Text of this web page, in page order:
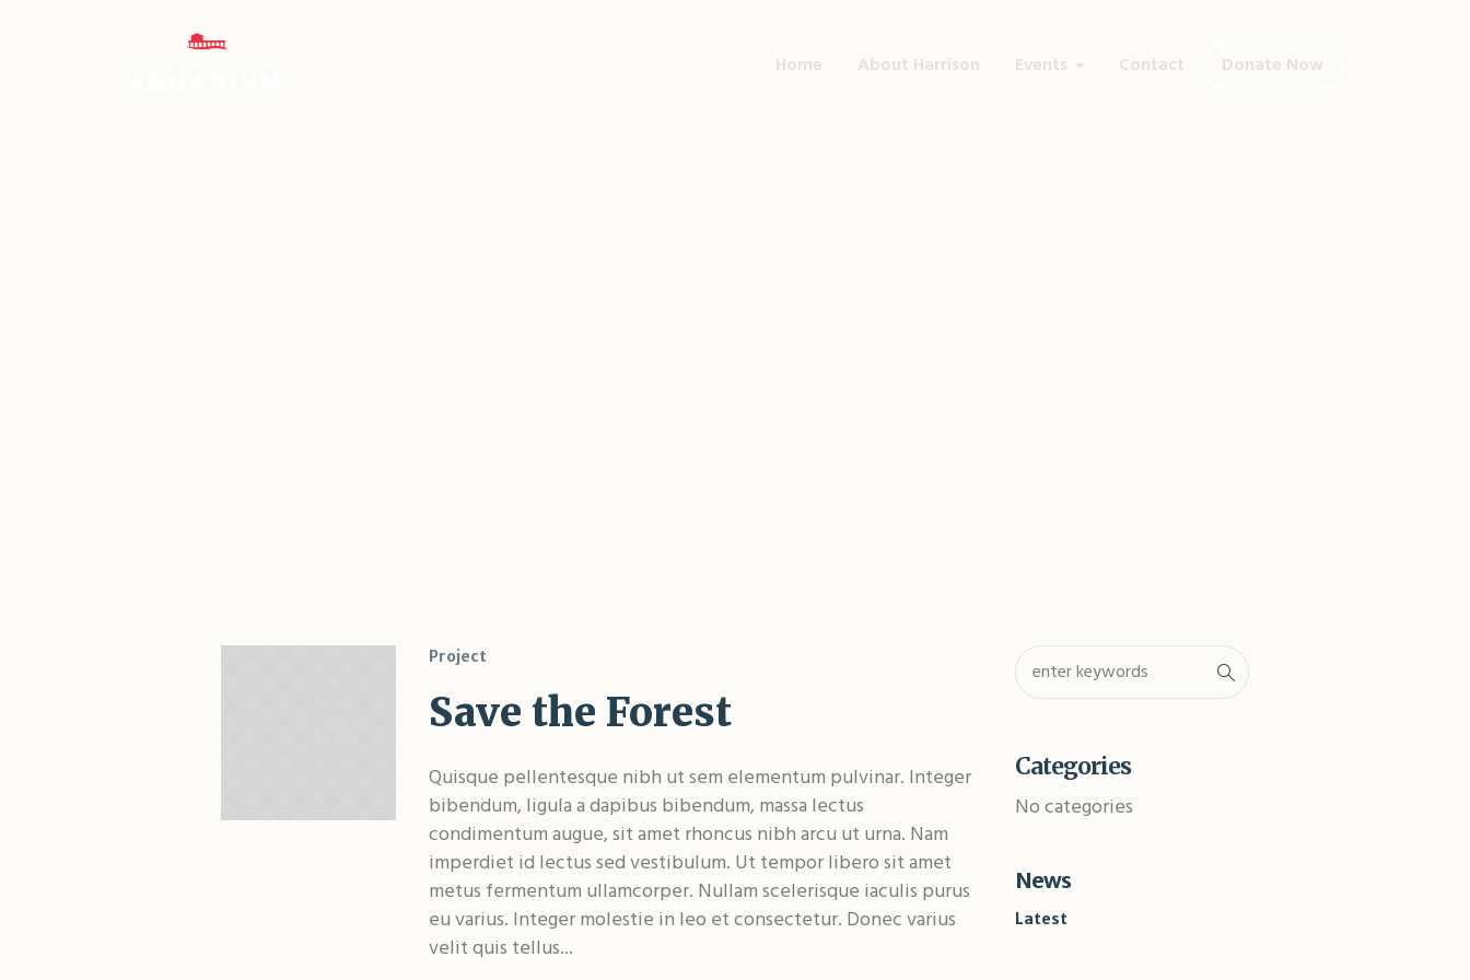
Home About Harrison Events Contact Donate Now
Project
Save the Forest
Quisque pellentesque nibh ut sem elementum pulvinar. Integer
bibendum, ligula a dapibus bibendum, massa lectus
condimentum augue, sit amet rhoncus nibh arcu ut urna. Nam
imperdiet id lectus sed vestibulum. Ut tempor libero sit amet
metus fermentum ullamcorper. Nullam scelerisque iaculis purus
eu varius. Integer molestie in leo et consectetur. Donec varius
velit quis tellus...
Categories
No categories
News
Latest